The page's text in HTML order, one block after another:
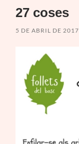
27 coses
5 DE ABRIL DE 2017